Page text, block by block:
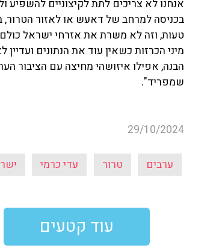
אנחנו לא צריכים לתת לקיצוניים להשפיע
בכניסה למרחב של דאעש או לאזור
טעות, וזה לא משרת את אזרחי ישראל כולם.
מיני הכרזות כשאין עוד את הנתונים
הבנה, אפילו איזושהי מחיצה עם הציבור
שמפריד".
29/10/2024
ערבים טרור עדי כרמי
עוד קטעים